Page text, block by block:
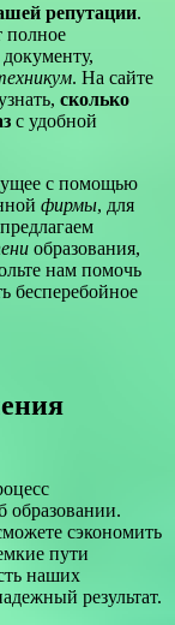
репутации.
полное
. На сайте
сколько
с удобной
с помощью
фирмы, для
образования,
нам помочь
бесперебойное
образовании.
сэкономить
пути
наших
результат.